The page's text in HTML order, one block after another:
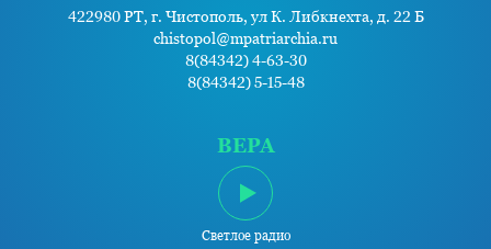
422980 РТ, г. Чистополь, ул К. Либкнехта, д. 22 Б
chistopol@mpatriarchia.ru
8(84342) 4-63-30
8(84342) 5-15-48
ВЕРА
Светлое радио